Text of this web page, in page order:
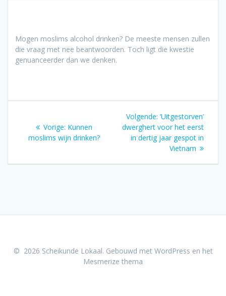
Mogen moslims alcohol drinken? De meeste mensen zullen
die vraag met nee beantwoorden. Toch ligt die kwestie
genuanceerder dan we denken.
navigatie
Vorige: Vorig
bericht:
Kunnen
moslims wijn drinken?
Volgende: Volgend
bericht:
‘Uitgestorven’
dwerghert voor het eerst
in dertig jaar gespot in
Vietnam
© 2026 Scheikunde Lokaal. Gebouwd met WordPress en het
Mesmerize thema